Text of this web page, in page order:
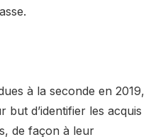
à la seconde en 2019,
but d’identifier les acquis
de façon à leur